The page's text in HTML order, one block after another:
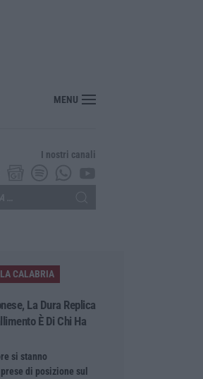
Anton Giulio Grande
MENU
I nostri canali
CALABRIA
La Dura Replica
È Di Chi Ha
si stanno
di posizione sul